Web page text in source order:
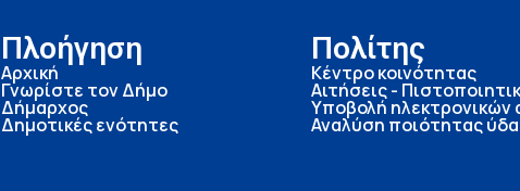
Πλοήγηση
Αρχική
Γνωρίστε τον Δήμο
Δήμαρχος
Δημοτικές ενότητες
Πολίτης
Κέντρο κοινότητας
Αιτήσεις -
Υποβολή ηλεκτρονικών
Αναλύση ποιότητας